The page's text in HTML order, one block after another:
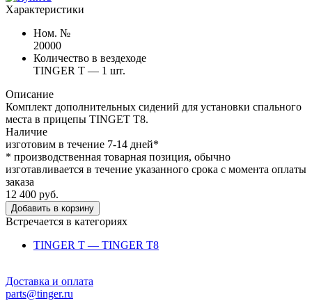
Характеристики
Ном. №
20000
Количество в вездеходе
TINGER T — 1 шт.
Описание
Комплект дополнительных сидений для установки спального
места в прицепы TINGET T8.
Наличие
изготовим в течение 7-14 дней*
* производственная товарная позиция, обычно
изготавливается в течение указанного срока с момента оплаты
заказа
12 400 руб.
Добавить в корзину
Встречается в категориях
TINGER T — TINGER T8
Доставка и оплата
parts@tinger.ru